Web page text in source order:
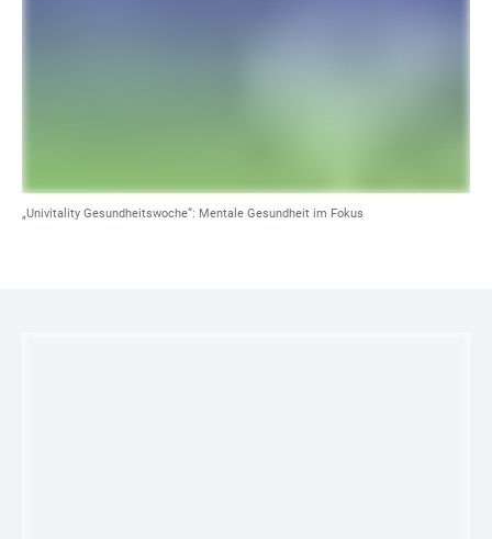
„Univitality Gesundheitswoche“: Mentale Gesundheit im Fokus